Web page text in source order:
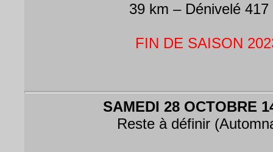
39 km – Dénivelé 417
FIN DE SAISON
SAMEDI 28 OCTOBRE
Reste à définir